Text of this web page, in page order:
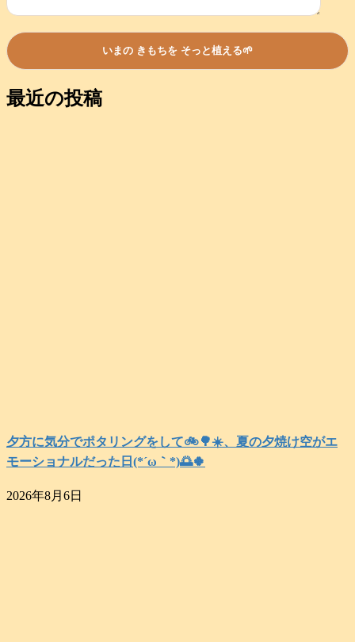
最近の投稿
夕方に気分でポタリングをして🚲️🌳☀️、夏の夕焼け空がエ
モーショナルだった日(⁠*⁠´⁠ω⁠｀⁠*⁠)🌅🍀
2026年8月6日